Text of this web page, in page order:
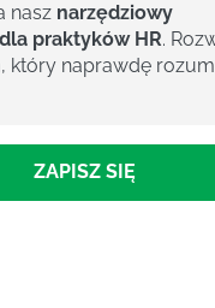
nasz narzędziowy
praktyków HR.
który naprawdę
ZAPISZ SIĘ